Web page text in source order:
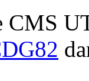
CMS